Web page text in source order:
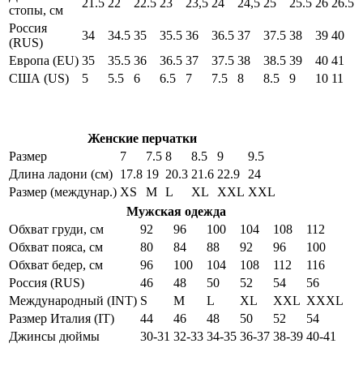
стопы, см
21.5 22 22.5 23 23,5 24 24,5 25 25.5 26 26.5
Россия
(RUS)
34 34.5 35 35.5 36 36.5 37 37.5 38 39 40
Европа (EU) 35 35.5 36 36.5 37 37.5 38 38.5 39 40 41
США (US)
5 5.5 6 6.5 7 7.5 8 8.5 9 10 11
Женские перчатки
Размер
7 7.5 8 8.5 9
9.5
Длина ладони (см) 17.8 19 20.3 21.6 22.9
24
Размер (междунар.) XS M L XL XXL XXL
Мужская одежда
Обхват груди, см
92 96 100 104 108
112
Обхват пояса, см
80 84 88 92 96
100
Обхват бедер, см
96 100 104 108 112
116
Россия (RUS)
46 48 50 52 54
56
Международный (INT) S M L XL XXL XXXL
Размер Италия (IT)
44 46 48 50 52
54
Джинсы дюймы
30-31 32-33 34-35 36-37 38-39 40-41